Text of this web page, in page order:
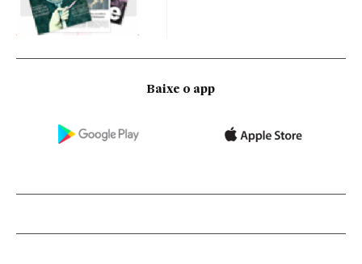
Baixe o app